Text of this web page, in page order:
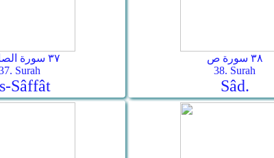
٣٧ سورة الصافات
Surah
Sâffât
٣٨ سورة ص
38. Surah
Sâd.